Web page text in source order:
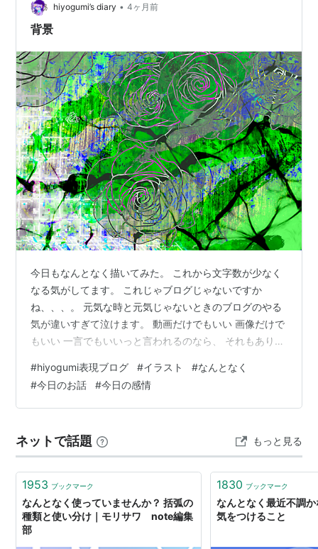
hiyogumi’s diary • 4ヶ月前
背景
今日もなんとなく描いてみた。 これから文字数が少なく
なる気がしてます。 これじゃブログじゃないですか
ね、、、。 元気な時と元気じゃないときのブログのやる
気が違いすぎて泣けます。 動画だけでもいい 画像だけで
もいい 一言でもいいっと言われるのなら、 それもありな
は私のスピードでゆっくり出来たらなっと思ってます。
毎日投稿はしたいというわがまま。 趣味しか続けれない
私ですが、少しずつでもブログを続けれたらどうなるん
ってしまってごめんなさい。 それが私なんです。( ･´ｰ･
｀) 今日のブログは…
#hiyogumi表現ブログ #イラスト #なんとなく
#今日のお話 #今日の感情
ネットで話題 もっと見る
1953 ブックマーク
なんとなく使っていませんか？ 括弧の
種類と使い分け｜モリサワ note編集
部
1830 ブックマーク
なんとなく最近不調
気をつけること